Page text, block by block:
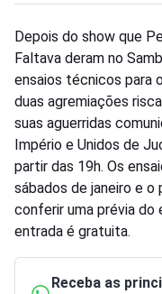
Depois do show que
Faltava deram no
ensaios técnicos para
duas agremiações
suas aguerridas
Império e Unidos de
partir das 19h. Os
sábados de janeiro e
conferir uma prévia do
entrada é gratuita.
Receba as